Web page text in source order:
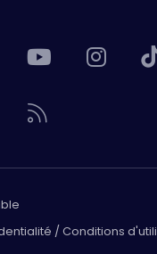
/ Conditions